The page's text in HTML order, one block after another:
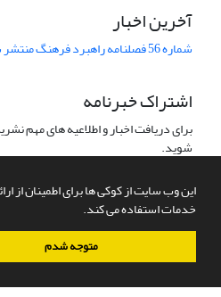
این وب سایت از کوکی ها برای اطمینان از
خدمات استفاده می کند.
متوجه شدم
آخرین اخبار
شماره 56 فصلنامه راهبرد فرهنگ منتشر شد
اشتراک خبرنامه
برای دریافت اخبار و اطلاعیه های مهم
شوید.
سامانه مدیریت نشریات علمی.طراحی و